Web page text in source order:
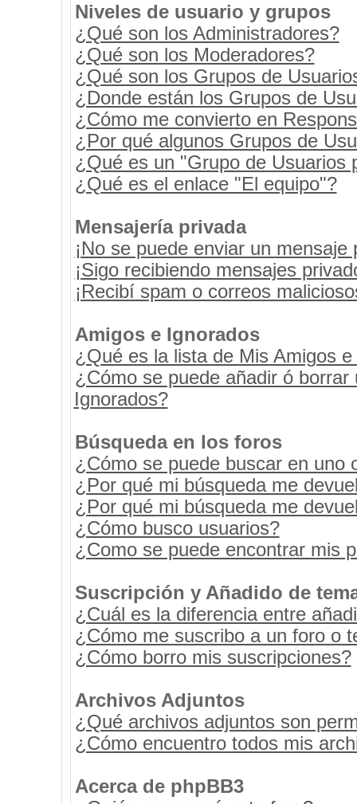
Niveles de usuario y grupos
¿Qué son los Administradores?
¿Qué son los Moderadores?
¿Qué son los Grupos de
¿Donde están los Grupos de
¿Cómo me convierto en
¿Por qué algunos Grupos de
¿Qué es un "Grupo de Usuarios
¿Qué es el enlace "El equipo"?
Mensajería privada
¡No se puede enviar un mensaje
¡Sigo recibiendo mensajes
¡Recibí spam o correos
Amigos e Ignorados
¿Qué es la lista de Mis Amigos
¿Cómo se puede añadir ó
Ignorados?
Búsqueda en los foros
¿Cómo se puede buscar en uno
¿Por qué mi búsqueda me
¿Por qué mi búsqueda me
¿Cómo busco usuarios?
¿Como se puede encontrar mis
Suscripción y Añadido de
¿Cuál es la diferencia entre
¿Cómo me suscribo a un foro o
¿Cómo borro mis suscripciones?
Archivos Adjuntos
¿Qué archivos adjuntos son
¿Cómo encuentro todos mis
Acerca de phpBB3